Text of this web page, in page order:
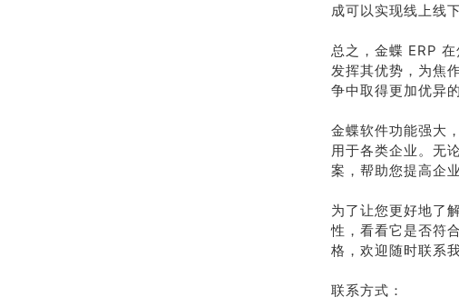
成可以实现线上线
总之，金蝶 ERP
发挥其优势，为焦
争中取得更加优异的
金蝶软件功能强大
用于各类企业。无
案，帮助您提高企
为了让您更好地了
性，看看它是否符
格，欢迎随时联系我
联系方式：